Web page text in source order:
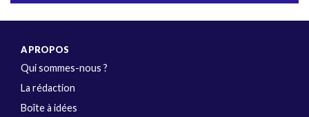
A PROPOS
Qui sommes-nous ?
La rédaction
Boîte à idées